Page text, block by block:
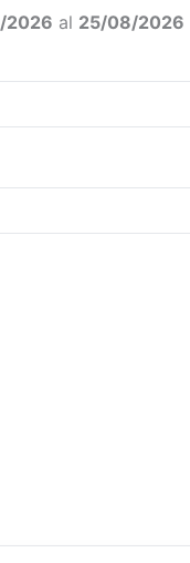
2026 al 25/08/2026